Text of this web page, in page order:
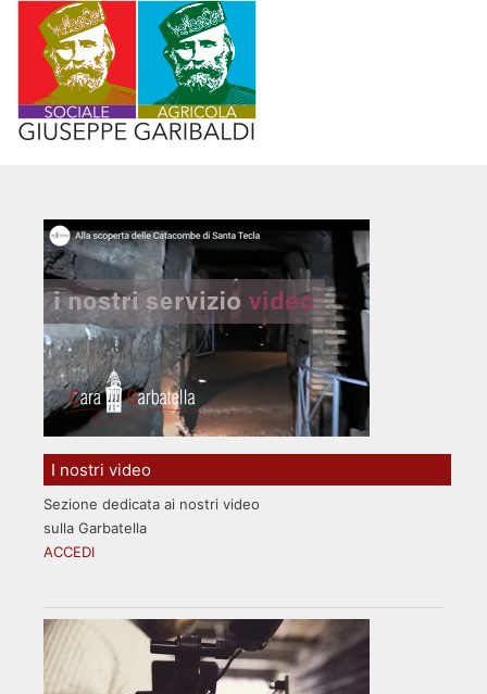
I nostri video
Sezione dedicata ai nostri video
sulla Garbatella
ACCEDI